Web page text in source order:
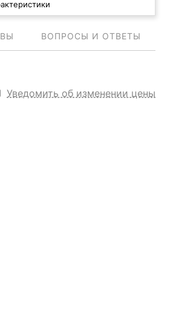
ВОПРОСЫ И ОТВЕТЫ
Уведомить об изменении цены